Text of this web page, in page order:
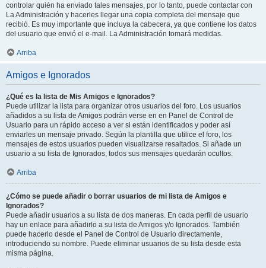
controlar quién ha enviado tales mensajes, por lo tanto, puede contactar con
La Administración y hacerles llegar una copia completa del mensaje que
recibió. Es muy importante que incluya la cabecera, ya que contiene los datos
del usuario que envió el e-mail. La Administración tomará medidas.
Arriba
Amigos e Ignorados
¿Qué es la lista de Mis Amigos e Ignorados?
Puede utilizar la lista para organizar otros usuarios del foro. Los usuarios
añadidos a su lista de Amigos podrán verse en en Panel de Control de
Usuario para un rápido acceso a ver si están identificados y poder así
enviarles un mensaje privado. Según la plantilla que utilice el foro, los
mensajes de estos usuarios pueden visualizarse resaltados. Si añade un
usuario a su lista de Ignorados, todos sus mensajes quedarán ocultos.
Arriba
¿Cómo se puede añadir o borrar usuarios de mi lista de Amigos e
Ignorados?
Puede añadir usuarios a su lista de dos maneras. En cada perfil de usuario
hay un enlace para añadirlo a su lista de Amigos y/o Ignorados. También
puede hacerlo desde el Panel de Control de Usuario directamente,
introduciendo su nombre. Puede eliminar usuarios de su lista desde esta
misma página.